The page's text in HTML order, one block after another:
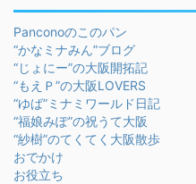
Panconoのこのパン
“かなミナみん”ブログ
“じょにー”の大阪開拓記
“もえＰ”の大阪LOVERS
“ゆば”ミナミワールド日記
“福娘みぽ”の祝うて大阪
“紗樹”のてくてく大阪散歩
おでかけ
お役立ち